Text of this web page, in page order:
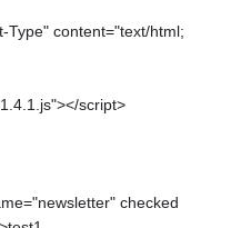
Type" content="text/html;
script>
checked